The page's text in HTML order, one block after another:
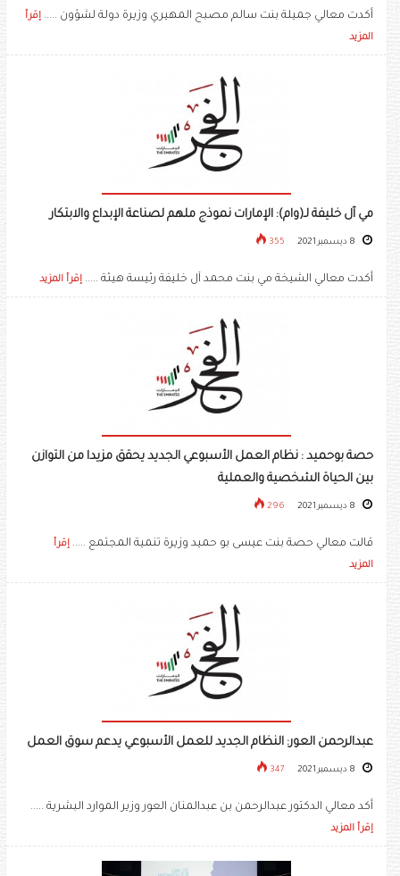
أكدت معالي جميلة بنت سالم مصبح المهيري وزيرة دولة لشؤون ..... إقرأ
المزيد
مي آل خليفة لـ(وام): الإمارات نموذج ملهم لصناعة الإبداع والابتكار
355
أكدت معالي الشيخة مي بنت محمد آل خليفة رئيسة هيئة ..... إقرأ المزيد
حصة بوحميد : نظام العمل الأسبوعي الجديد يحقق مزيدا من التوازن
بين الحياة الشخصية والعملية
296
قالت معالي حصة بنت عيسى بو حميد وزيرة تنمية المجتمع ..... إقرأ
المزيد
عبدالرحمن العور: النظام الجديد للعمل الأسبوعي يدعم سوق العمل
347
أكد معالي الدكتور عبدالرحمن بن عبدالمنان العور وزير الموارد البشرية .....
إقرأ المزيد